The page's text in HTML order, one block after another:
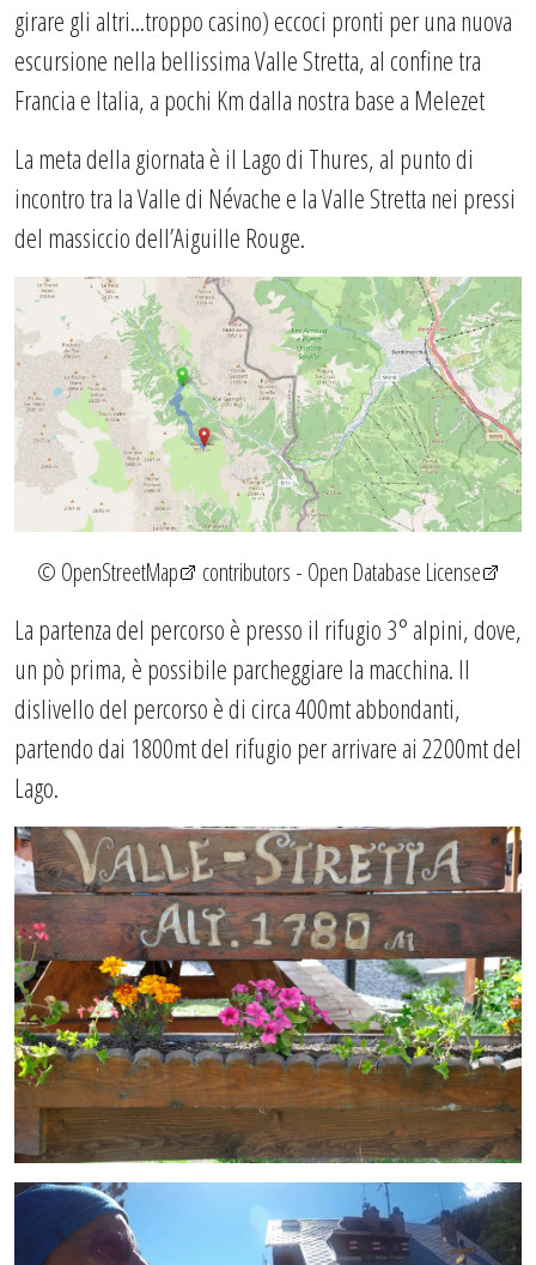
girare gli altri...troppo casino) eccoci pronti per una nuova
escursione nella bellissima Valle Stretta, al confine tra
Francia e Italia, a pochi Km dalla nostra base a Melezet
La meta della giornata è il Lago di Thures, al punto di
incontro tra la Valle di Névache e la Valle Stretta nei pressi
del massiccio dell’Aiguille Rouge.
© OpenStreetMap contributors - Open Database License
La partenza del percorso è presso il rifugio 3° alpini, dove,
un pò prima, è possibile parcheggiare la macchina. Il
dislivello del percorso è di circa 400mt abbondanti,
partendo dai 1800mt del rifugio per arrivare ai 2200mt del
Lago.